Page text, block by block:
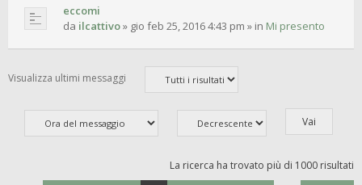
eccomi
da ilcattivo» gio feb 25, 2016 4:43 pm » in Mi presento
Visualizza ultimi messaggi
La ricerca ha trovato più di 1000 risultati